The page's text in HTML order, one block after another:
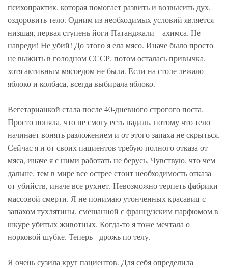
психопрактик, которая помогает развить и возвысить дух,
оздоровить тело. Одним из необходимых условий является
низшая, первая ступень йоги Патанджали – ахимса. Не
навреди! Не убий! До этого я ела мясо. Иначе было просто
не выжить в голодном СССР, потом осталась привычка,
хотя активным мясоедом не была. Если на столе лежало
яблоко и колбаса, всегда выбирала яблоко.
Вегетарианкой стала после 40-дневного строгого поста.
Просто поняла, что не смогу есть падаль, потому что тело
начинает вонять разложением и от этого запаха не скрыться.
Сейчас я и от своих пациентов требую полного отказа от
мяса, иначе я с ними работать не берусь. Чувствую, что чем
дальше, тем в мире все острее стоит необходимость отказа
от убийств, иначе все рухнет. Невозможно терпеть фабрики
массовой смерти. Я не понимаю утонченных красавиц с
запахом тухлятины, смешанной с французским парфюмом в
шкуре убитых животных. Когда-то я тоже мечтала о
норковой шубке. Теперь - дрожь по телу.
Я очень сузила круг пациентов. Для себя определила